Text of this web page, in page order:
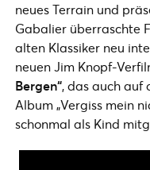
neues Terrain und
Gabalier überraschte
alten Klassiker neu
neuen Jim Knopf-
Bergen“, das auch auf
Album „Vergiss mein
schonmal als Kind